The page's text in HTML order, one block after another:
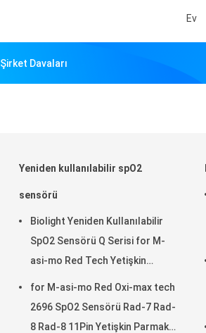
Ev
Şirket Davaları
Yeniden kullanılabilir spO2
sensörü
Biolight Yeniden Kullanılabilir
SpO2 Sensörü Q Serisi for M-
asi-mo Red Tech Yetişkin
for M-asi-mo Red Oxi-max tech
2696 SpO2 Sensörü Rad-7 Rad-
8 Rad-8 11Pin Yetişkin Parmak